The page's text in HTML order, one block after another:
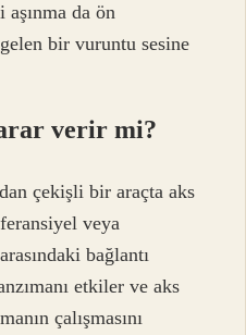
aşınma da ön
bir vuruntu sesine
verir mi?
çekişli bir araçta aks
veya
bağlantı
etkiler ve aks
çalışmasını